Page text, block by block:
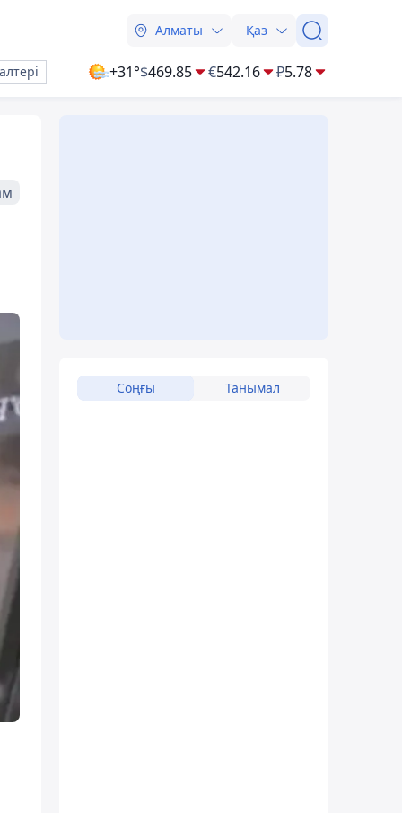
Алматы Қаз
+31°$469.85 €542.16 ₽5.78
Соңғы Танымал